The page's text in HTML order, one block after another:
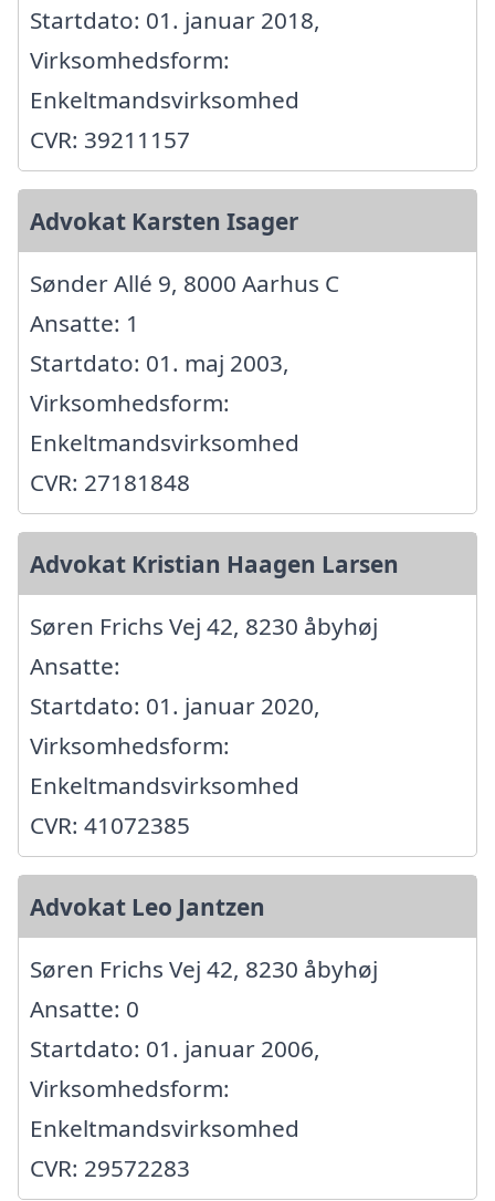
Startdato: 01. januar 2018,
Virksomhedsform:
Enkeltmandsvirksomhed
CVR: 39211157
Advokat Karsten Isager
Sønder Allé 9, 8000 Aarhus C
Ansatte: 1
Startdato: 01. maj 2003,
Virksomhedsform:
Enkeltmandsvirksomhed
CVR: 27181848
Advokat Kristian Haagen Larsen
Søren Frichs Vej 42, 8230 åbyhøj
Ansatte:
Startdato: 01. januar 2020,
Virksomhedsform:
Enkeltmandsvirksomhed
CVR: 41072385
Advokat Leo Jantzen
Søren Frichs Vej 42, 8230 åbyhøj
Ansatte: 0
Startdato: 01. januar 2006,
Virksomhedsform:
Enkeltmandsvirksomhed
CVR: 29572283